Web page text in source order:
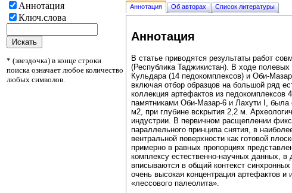
Аннотация
Ключ.слова
* (звездочка) в конце строки
поиска означает любое количество
любых символов.
Аннотация Об авторах Список литературы
Аннотация
В статье приводятся результаты работ
(Республика Таджикистан). В ходе
Кульдара (14 педокомплексов) и Оби-
включая отбор образцов на большой ряд
коллекция артефактов из
памятниками Оби-Мазар-6 и Лахути I, была
м2, при глубине вскрытия 2,2 м.
индустрии. В первичном расщеплении
параллельного принципа снятия, в
вентральной поверхности как готовой
примерно в равных пропорциях
комплексу естественно-научных данных,
вписываются в общий контекст
очень высокая концентрация артефактов
«лессового палеолита».